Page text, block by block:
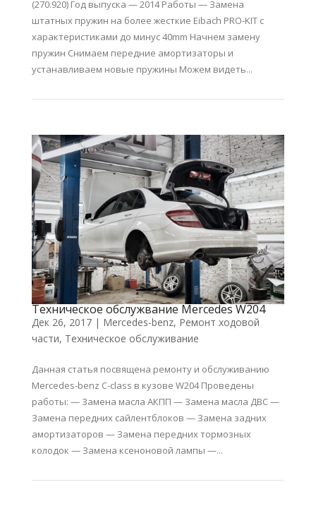
(270.920) Год выпуска — 2014 Работы — Замена
штатных пружин на более жесткие Eibach PRO-KIT с
характеристиками до минус 40mm Начнем замену
пружин Снимаем передние амортизаторы и
устанавливаем новые пружины Можем видеть...
Техническое обслужвание Mercedes W204
Дек 26, 2017| Mercedes-benz, Ремонт ходовой
части, Техническое обслуживание
Данная статья посвящена ремонту и обслуживанию
Mercedes-benz C-class в кузове W204 Проведены
работы: — Замена масла АКПП — Замена масла ДВС —
Замена передних сайлентблоков — Замена задних
амортизаторов — Замена передних тормозных
колодок — Замена ксеноновой лампы —...